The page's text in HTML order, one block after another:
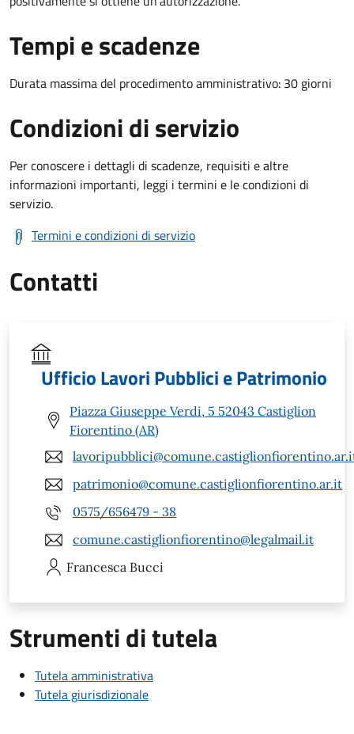
Tempi e scadenze
Durata massima del procedimento amministrativo: 30 giorni
Condizioni di servizio
Per conoscere i dettagli di scadenze, requisiti e altre
informazioni importanti, leggi i termini e le condizioni di
servizio.
Termini e condizioni di servizio
Contatti
Ufficio Lavori Pubblici e Patrimonio
Piazza Giuseppe Verdi, 5 52043 Castiglion
Fiorentino (AR)
patrimonio@comune.castiglionfiorentino.ar.it
0575/656479 - 38
comune.castiglionfiorentino@legalmail.it
Francesca Bucci
Strumenti di tutela
Tutela amministrativa
Tutela giurisdizionale